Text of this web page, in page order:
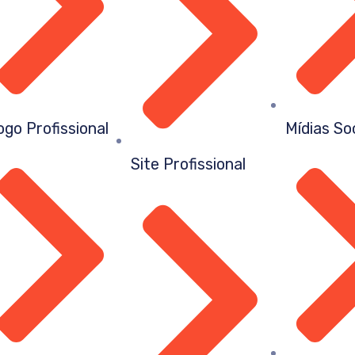
Profissional
Site Profissional
Mídias